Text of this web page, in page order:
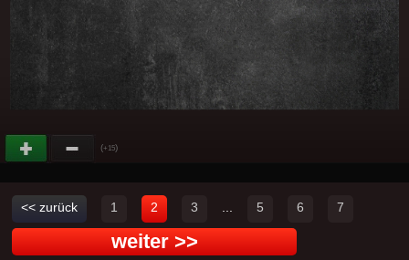
(+15)
<< zurück 1 2 3 ... 5 6 7
weiter >>